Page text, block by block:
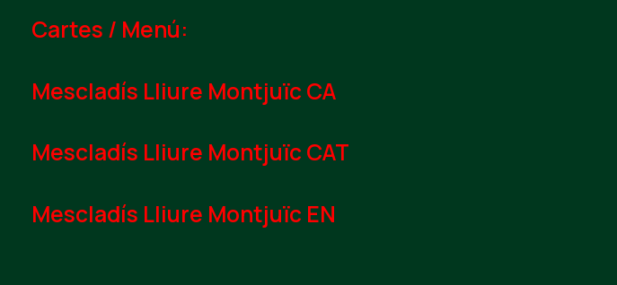
Cartes / Menú:
Mescladís Lliure Montjuïc CA
Mescladís Lliure Montjuïc CAT
Mescladís Lliure Montjuïc EN